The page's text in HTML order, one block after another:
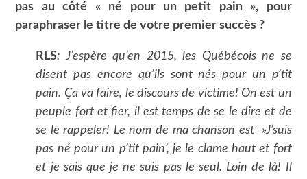
pas au côté « né pour un petit pain », pour
paraphraser le titre de votre premier succès ?
RLS: J’espère qu’en 2015, les Québécois ne se
disent pas encore qu’ils sont nés pour un p’tit
pain. Ça va faire, le discours de victime! On est un
peuple fort et fier, il est temps de se le dire et de
se le rappeler! Le nom de ma chanson est »J’suis
pas né pour un p’tit pain’, je le clame haut et fort
et je sais que je ne suis pas le seul. Loin de là! Il